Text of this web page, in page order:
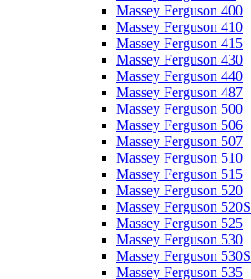
Massey Ferguson 400
Massey Ferguson 410
Massey Ferguson 415
Massey Ferguson 430
Massey Ferguson 440
Massey Ferguson 487
Massey Ferguson 500
Massey Ferguson 506
Massey Ferguson 507
Massey Ferguson 510
Massey Ferguson 515
Massey Ferguson 520
Massey Ferguson 520S
Massey Ferguson 525
Massey Ferguson 530
Massey Ferguson 530S
Massey Ferguson 535